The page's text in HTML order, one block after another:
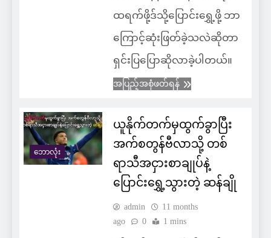
ထရက်ဖို့ဒ်သို့ပြောင်းရွှေ့ဖို့ ဘာ
ကြောင့်ဆုံးဖြတ်ခဲ့သလဲဆိုတာ
ရှင်းပြပြောဆိုလာခဲ့ပါတယ်။
အပြည့်အစုံဖတ်ရန်
ဘောလုံး
ယူနိုက်တက်မှထွက်ခွာပြီး
အက်စတွန်ဗီလာသို့ တစ်
ရာသီအငှားစာချုပ်နဲ့
ပြောင်းရွှေ့သွားတဲ့ ဆန်ချို
admin
11 months
ago
0 1 mins